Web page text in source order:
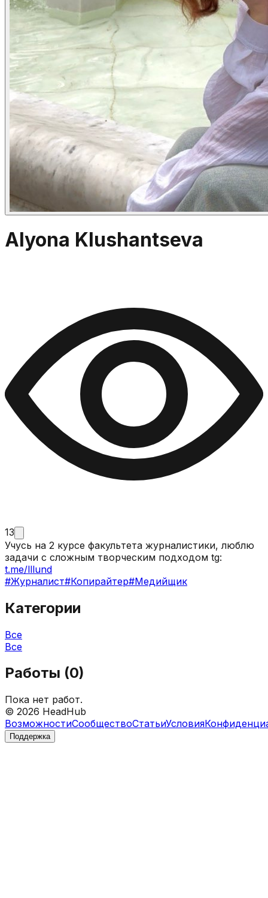
Alyona Klushantseva
13
Учусь на 2 курсе факультета журналистики, люблю
задачи с сложным творческим подходом tg:
t.me/lllund
#Журналист#Копирайтер#Медийщик
Категории
Все
Все
Работы (0)
Пока нет работ.
© 2026 HeadHub
ВозможностиСообществоСтатьиУсловия
Поддержка